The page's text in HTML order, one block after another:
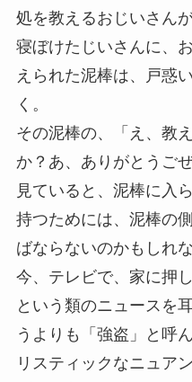
処を教えるおじいさん
寝ぼけたじいさんに、
えられた泥棒は、戸惑
く。
その泥棒の、「え、教
か？あ、ありがとうご
見ていると、泥棒に入
持つためには、泥棒の
ばならないのかもしれ
今、テレビで、家に押
という類のニュースを
うよりも「強盗」と呼
リスティックなニュア